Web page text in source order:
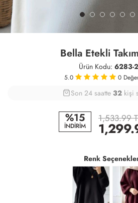
Bella Etekli
Ürün Kodu: 6283-
5.0 0
40 79
Son 24 saatte 32kişi
%15
İNDİRİM
1,533.99
Renk